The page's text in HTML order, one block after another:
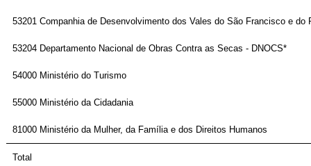
53201 Companhia de Desenvolvimento dos Vales do São Francisco e do
53204 Departamento Nacional de Obras Contra as Secas - DNOCS*
54000 Ministério do Turismo
55000 Ministério da Cidadania
81000 Ministério da Mulher, da Família e dos Direitos Humanos
Total